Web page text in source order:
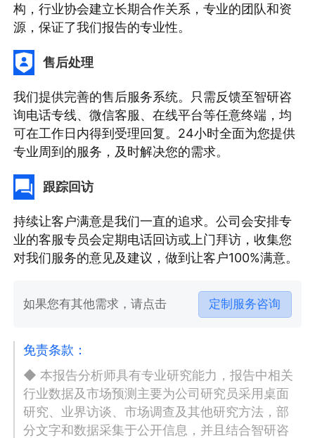
构，行业协会建立长期合作关系，专业的团队和资
源，保证了我们报告的专业性。
售后处理
我们提供完善的售后服务系统。只需反馈至智研咨
询电话专线、微信客服、在线平台等任意终端，均
可在工作日内得到受理回复。24小时全面为您提供
专业周到的服务，及时解决您的需求。
跟踪回访
持续让客户满意是我们一直的追求。公司会安排专
业的客服专员会定期电话回访或上门拜访，收集您
对我们服务的意见及建议，做到让客户100%满意。
如果您有其他需求，请点击 定制服务咨询
免责条款：
◆ 本报告分析师具有专业研究能力，报告中相关
行业数据及市场预测主要为公司研究员采用桌面
研究、业界访谈、市场调查及其他研究方法，部
分文字和数据采集于公开信息，并且结合智研咨